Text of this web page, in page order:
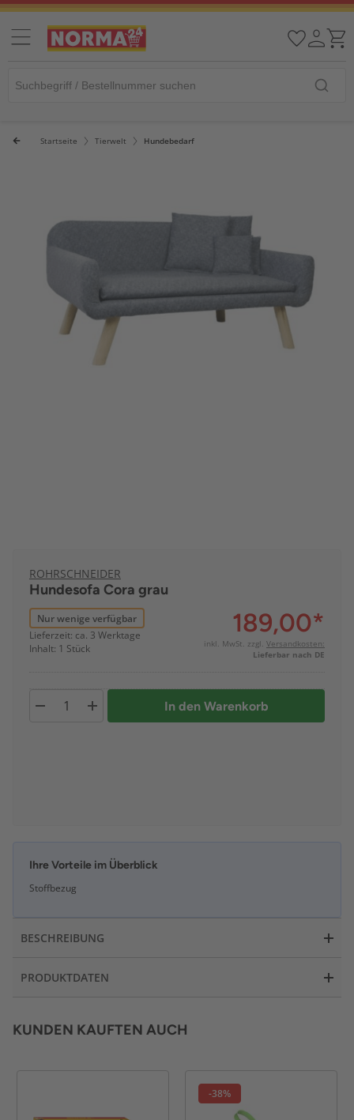
Startseite Tierwelt Hundebedarf
ROHRSCHNEIDER
Hundesofa Cora grau
Nur wenige verfügbar
Lieferzeit: ca. 3 Werktage
Inhalt: 1 Stück
189,00*
inkl. MwSt. zzgl. Versandkosten:
Lieferbar nach DE
In den Warenkorb
Ihre Vorteile im Überblick
Stoffbezug
BESCHREIBUNG
PRODUKTDATEN
KUNDEN KAUFTEN AUCH
-38%